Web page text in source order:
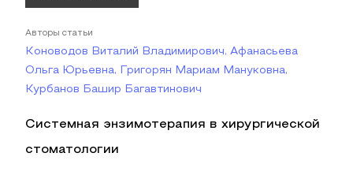
Авторы статьи
Коноводов Виталий Владимирович, Афанасьева
Ольга Юрьевна, Григорян Мариам Мануковна,
Курбанов Башир Багавтинович
Системная энзимотерапия в хирургической
стоматологии